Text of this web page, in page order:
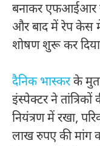
बनाकर एफआईआर
और बाद में रेप केस
शोषण शुरू कर
दैनिक भास्करके
इंस्पेक्टर ने
नियंत्रण में रखा,
लाख रुपए की मांग